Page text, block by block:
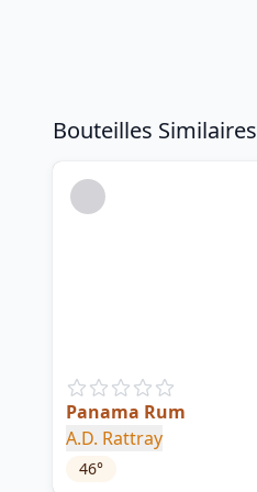
Bouteilles Similaires
Panama Rum
A.D. Rattray
46°